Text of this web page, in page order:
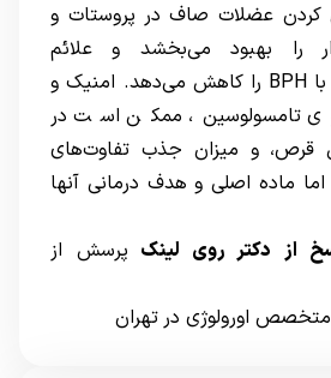
کردن عضلات صاف در پروستات و
را بهبود می‌بخشد و علائم
ناراحت‌کننده مرتبط با BPH را کاهش می‌دهد. امنیک و
تامسولوسین، ممکن است در
قرص، و میزان جذب تفاوت‌های
ماده اصلی و هدف درمانی آنها
از دکتر روی لینک پرسش از
اورولوژی در تهران